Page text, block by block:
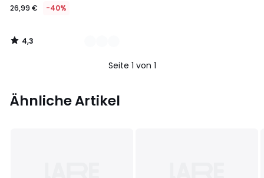
26,99 € -40%
4,3
/
Seite 1 von 1
Ähnliche Artikel